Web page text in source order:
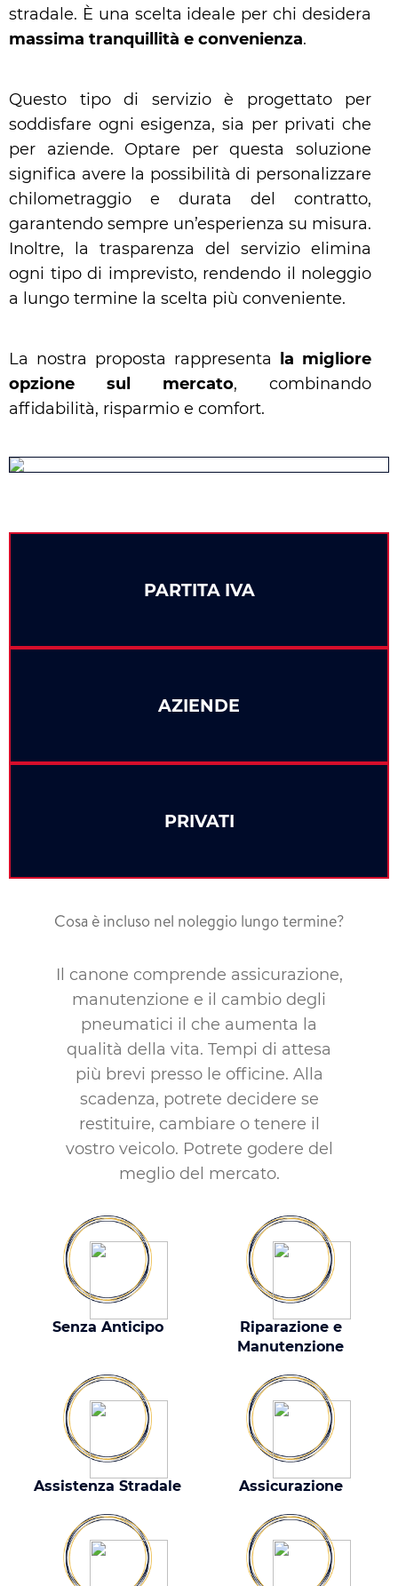
stradale. È una scelta ideale per chi desidera
massima tranquillità e convenienza.
Questo tipo di servizio è progettato per
soddisfare ogni esigenza, sia per privati che
per aziende. Optare per questa soluzione
significa avere la possibilità di personalizzare
chilometraggio e durata del contratto,
garantendo sempre un’esperienza su misura.
Inoltre, la trasparenza del servizio elimina
ogni tipo di imprevisto, rendendo il noleggio
a lungo termine la scelta più conveniente.
La nostra proposta rappresenta
la migliore
opzione sul mercato, combinando
affidabilità, risparmio e comfort.
PRIVATI
PARTITA IVA
AZIENDE
Cosa è incluso nel noleggio lungo termine?
Il canone comprende assicurazione,
manutenzione e il cambio degli
pneumatici il che aumenta la
qualità della vita. Tempi di attesa
più brevi presso le officine. Alla
scadenza, potrete decidere se
restituire, cambiare o tenere il
vostro veicolo. Potrete godere del
meglio del mercato.
Senza Anticipo
Riparazione e
Manutenzione
Assistenza Stradale Assicurazione